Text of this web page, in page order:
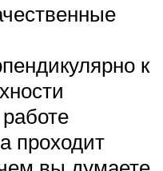
к
проходит